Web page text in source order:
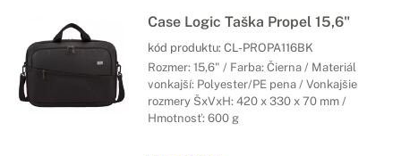
Case Logic Taška Propel 15,6"
kód produktu: CL-PROPA116BK
Rozmer: 15,6" / Farba: Čierna / Materiál
vonkajší: Polyester/PE pena / Vonkajšie
rozmery ŠxVxH: 420 x 330 x 70 mm /
Hmotnosť: 600 g